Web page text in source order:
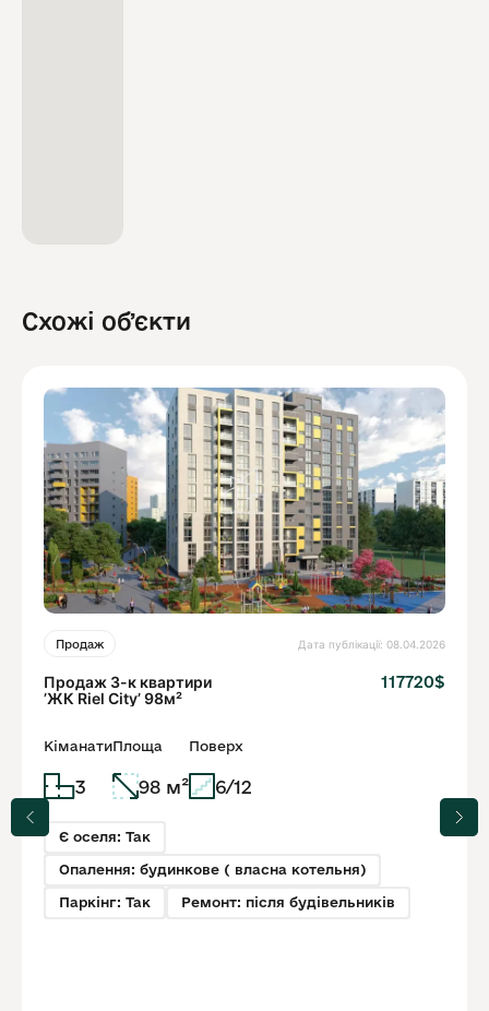
Схожі обʼєкти
Продаж Дата публікації: 08.04.2026
Продаж 3-к квартири
ʼЖК Riel Cityʼ 98м²
117720$
Кіманати
3
Площа
98 м²
Поверх
6/12
Є оселя: Так
Опалення: будинкове ( власна котельня)
Паркінг: Так Ремонт: після будівельників